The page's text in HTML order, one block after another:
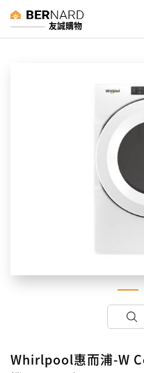
友誠購物
Whirlpool惠而浦-W